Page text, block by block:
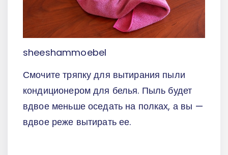
sheeshammoebel
Смочите тряпку для вытирания пыли
кондиционером для белья. Пыль будет
вдвое меньше оседать на полках, а вы —
вдвое реже вытирать ее.